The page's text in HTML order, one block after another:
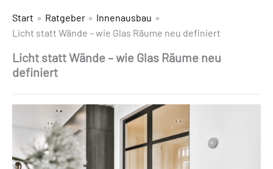
Start Ratgeber
Innenausbau
Licht statt Wände – wie Glas Räume neu definiert
Licht statt Wände – wie Glas Räume neu
definiert